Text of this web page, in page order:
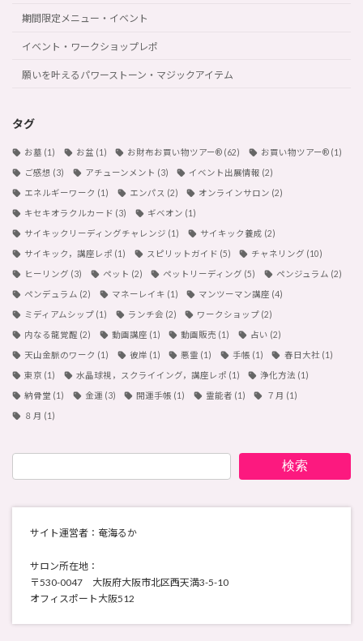
期間限定メニュー・イベント
イベント・ワークショップレポ
願いを叶えるパワーストーン・マジックアイテム
タグ
お墓 (1) お盆 (1) お財布お買い物ツアー®︎ (62) お買い物ツアー®︎(1)
ご感想 (3) アチューンメント (3) イベント出展情報 (2)
エネルギーワーク (1) エンパス (2) オンラインサロン (2)
キセキオラクルカード (3) ギベオン (1)
サイキックリーディングチャレンジ (1) サイキック養成 (2)
サイキック，講座レポ (1) スピリットガイド (5) チャネリング (10)
ヒーリング (3) ペット (2) ペットリーディング (5) ペンジュラム (2)
ペンデュラム (2) マネーレイキ (1) マンツーマン講座 (4)
ミディアムシップ (1) ランチ会 (2) ワークショップ (2)
内なる龍覚醒 (2) 動画講座 (1) 動画販売 (1) 占い (2)
天山金脈のワーク (1) 彼岸 (1) 悪霊 (1) 手帳 (1) 春日大社 (1)
東京 (1) 水晶球視，スクライイング，講座レポ (1) 浄化方法 (1)
納骨堂 (1) 金運 (3) 開運手帳 (1) 霊能者 (1) ７月 (1)
８月 (1)
検索
サイト運営者：奄海るか
サロン所在地：
〒530-0047 大阪府大阪市北区西天満3-5-10
オフィスポート大阪512